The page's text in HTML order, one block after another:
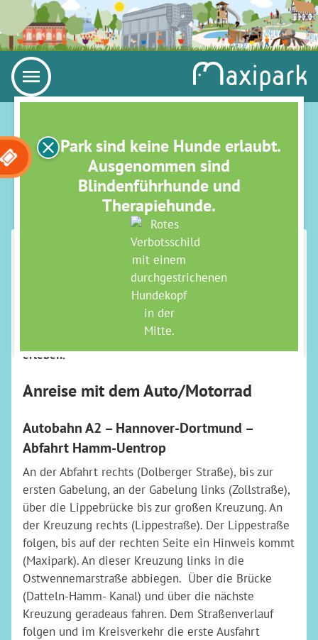
Im Park sind keine Hunde erlaubt.
Ausgenommen sind
Blindenführhunde und
Therapiehunde.
ANFAHRT
Fahren Sie mit Ihrem eigenen PKW und nutzen die
kostenlosen Parkplätze am Park.
Oder Sie fahren bequem mit Bus und Bahn, um einen
unvergesslichen Tag im Maximilianpark Hamm zu
erleben.
Anreise mit dem Auto/Motorrad
Autobahn A2 – Hannover-Dortmund –
Abfahrt Hamm-Uentrop
An der Abfahrt rechts (Dolberger Straße), bis zur
ersten Gabelung, an der Gabelung links (Zollstraße),
über die Lippebrücke bis zur großen Kreuzung. An
der Kreuzung rechts (Lippestraße). Der Lippestraße
folgen, bis auf der rechten Seite ein Hinweis kommt
(Maxipark). An dieser Kreuzung links in die
Ostwennemarstraße abbiegen. Über die Brücke
(Datteln-Hamm- Kanal) und über die nächste
Kreuzung geradeaus fahren. Dem Straßenverlauf
folgen und im Kreisverkehr die erste Ausfahrt